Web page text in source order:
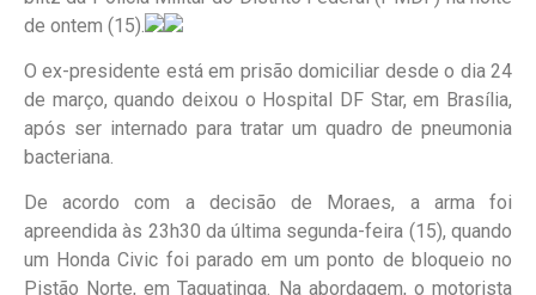
de ontem (15).
O ex-presidente está em prisão domiciliar desde o dia 24
de março, quando deixou o Hospital DF Star, em Brasília,
após ser internado para tratar um quadro de pneumonia
bacteriana.
De acordo com a decisão de Moraes, a arma foi
apreendida às 23h30 da última segunda-feira (15), quando
um Honda Civic foi parado em um ponto de bloqueio no
Pistão Norte, em Taguatinga. Na abordagem, o motorista